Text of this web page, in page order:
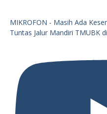
MIKROFON - Masih Ada
Tuntas Jalur Mandiri TMUBK